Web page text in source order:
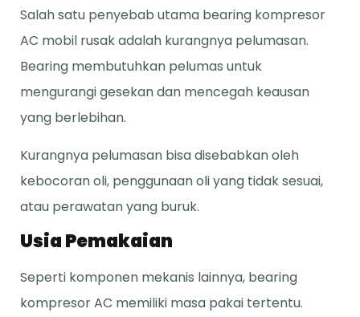
Salah satu penyebab utama bearing kompresor
AC mobil rusak adalah kurangnya pelumasan.
Bearing membutuhkan pelumas untuk
mengurangi gesekan dan mencegah keausan
yang berlebihan.
Kurangnya pelumasan bisa disebabkan oleh
kebocoran oli, penggunaan oli yang tidak sesuai,
atau perawatan yang buruk.
Usia Pemakaian
Seperti komponen mekanis lainnya, bearing
kompresor AC memiliki masa pakai tertentu.